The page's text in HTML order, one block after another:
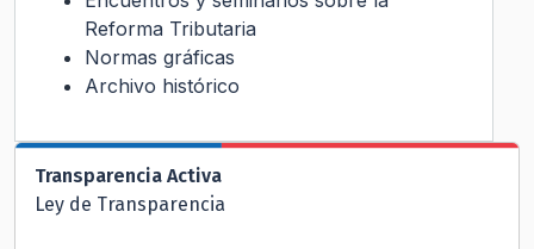
Reforma Tributaria
Normas gráficas
Archivo histórico
Transparencia Activa
Ley de Transparencia